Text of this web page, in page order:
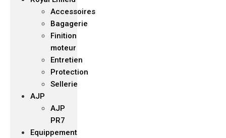
Accessoires
Bagagerie
Finition
moteur
Entretien
Protection
Sellerie
AJP
AJP
PR7
Equippement